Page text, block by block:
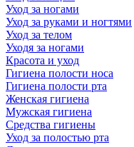
Уход за ногами
Уход за руками и ногтями
Уход за телом
Уходя за ногами
Красота и уход
Гигиена полости носа
Гигиена полости рта
Женская гигиена
Мужская гигиена
Средства гигиены
Уход за полостью рта